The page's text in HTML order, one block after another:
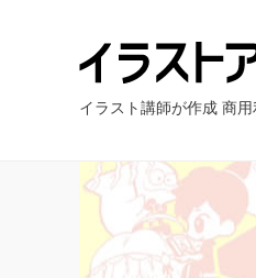
イラスト講師が作成 商